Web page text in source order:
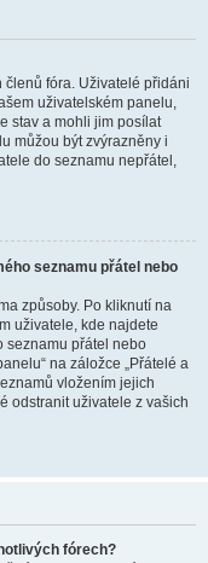
členů fóra. Uživatelé přidáni
uživatelském panelu,
stav a mohli jim posílat
můžou být zvýrazněny i
do seznamu nepřátel,
seznamu přátel nebo
způsoby. Po kliknutí na
uživatele, kde najdete
seznamu přátel nebo
na záložce „Přátelé a
vložením jejich
odstranit uživatele z vašich
fórech?